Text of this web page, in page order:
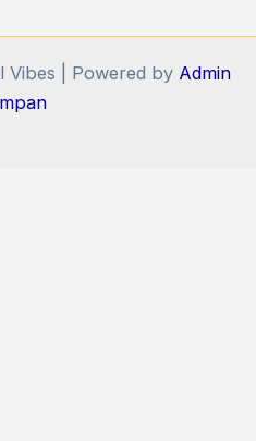
| Powered by Admin